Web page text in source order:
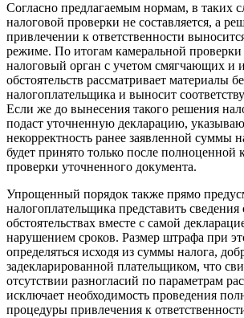
Согласно предлагаемым нормам, в таких
налоговой проверки не составляется, а
привлечении к ответственности
режиме. По итогам камеральной проверки
налоговый орган с учетом смягчающих и
обстоятельств рассматривает материалы
налогоплательщика и выносит
Если же до вынесения такого решения
подаст уточненную декларацию,
некорректность ранее заявленной суммы
будет принято только после полноценной
проверки уточненного документа.
Упрощенный порядок также прямо
налогоплательщика представить
обстоятельствах вместе с самой
нарушением сроков. Размер штрафа при
определяться исходя из суммы налога,
задекларированной плательщиком, что
отсутствии разногласий по параметрам
исключает необходимость проведения
процедуры привлечения к